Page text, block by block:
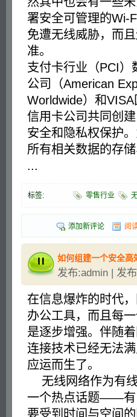
署安全可管理的Wi-
免遭无线威胁，而
准。
支付卡行业（PCI）
公司（American
Worldwide）和
信用卡公司共同创
安全和隐私权保护
所有相关数据的存
...
标签: 零售行业
添加新评论 阅
如何组建一个安全高
发布:admin | 发
在信息爆炸的时代
办公工具，而且每
是逐步增强。伴随
连接技术已经无法
应运而生了。
无线网络作为有
一个热点话题——有
要受到时间与空间